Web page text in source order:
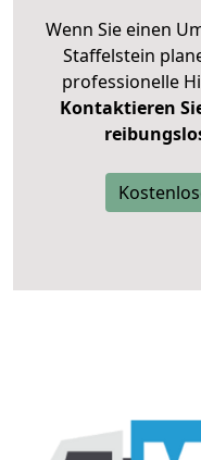
Wenn Sie einen
Staffelstein
professionelle
Kontaktieren